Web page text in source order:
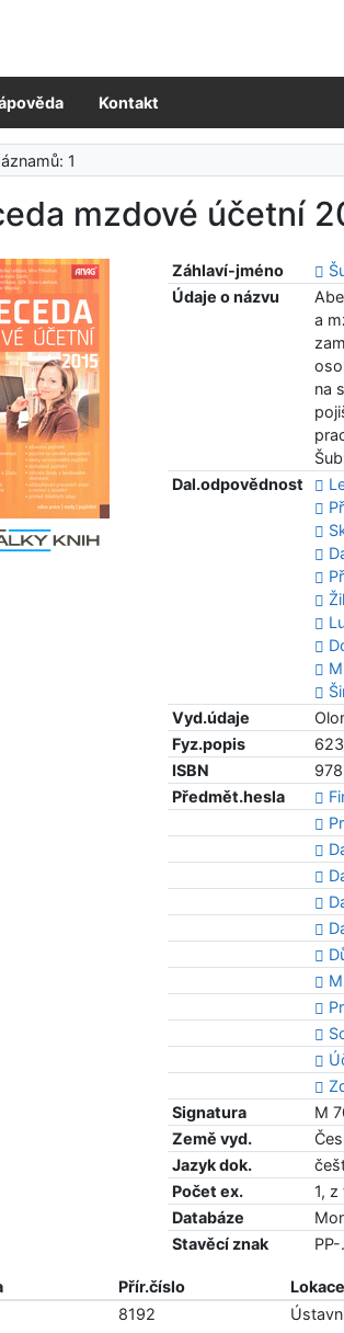
Kontakt
1
mzdové účetní
Záhlaví-jméno
Údaje o názvu
a
na
Dal.odpovědnost
Vyd.údaje
Fyz.popis
ISBN
Předmět.hesla
Signatura
M
Země vyd.
Jazyk dok.
Počet ex.
1,
Databáze
Stavěcí znak
PP-
Přír.číslo Lokace
8192